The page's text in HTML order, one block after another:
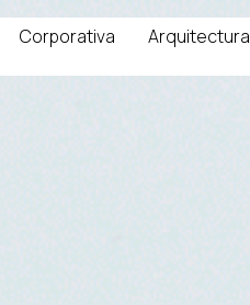
Corporativa Arquitectura